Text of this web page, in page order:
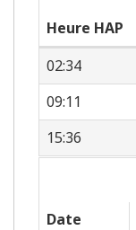
Heure HAP
02:34
09:11
15:36
Date